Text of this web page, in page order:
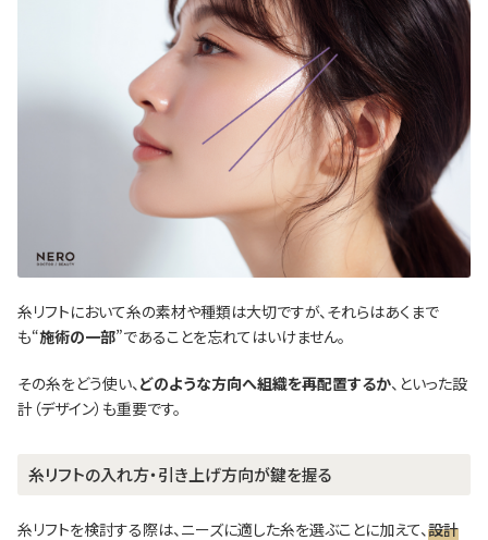
糸リフトにおいて糸の素材や種類は大切ですが、それらはあくまで
も“施術の一部”であることを忘れてはいけません。
その糸をどう使い、どのような方向へ組織を再配置するか、といった設
計（デザイン）も重要です。
糸リフトの入れ方・引き上げ方向が鍵を握る
糸リフトを検討する際は、ニーズに適した糸を選ぶことに加えて、設計